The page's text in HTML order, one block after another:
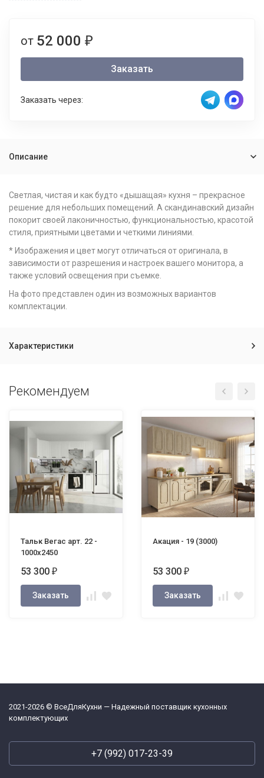
от 52 000 ₽
Заказать
Заказать через:
Описание
Светлая, чистая и как будто «дышащая» кухня – прекрасное
решение для небольших помещений. А скандинавский дизайн
покорит своей лаконичностью, функциональностью, красотой
стиля, приятными цветами и четкими линиями.
* Изображения и цвет могут отличаться от оригинала, в
зависимости от разрешения и настроек вашего монитора, а
также условий освещения при съемке.
На фото представлен один из возможных вариантов
комплектации.
Характеристики
Рекомендуем
Тальк Вегас арт. 22 -
1000х2450
53 300 ₽
Заказать
Акация - 19 (3000)
53 300 ₽
Заказать
2021-2026 © ВсеДляКухни — Надежный поставщик кухонных
комплектующих
+7 (992) 017-23-39